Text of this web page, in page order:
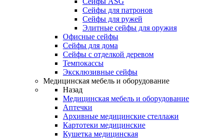
Сейфы для патронов
Сейфы для ружей
Элитные сейфы для оружия
Офисные сейфы
Сейфы для дома
Сейфы с отделкой деревом
Темпокассы
Эксклюзивные сейфы
Медицинская мебель и оборудование
Назад
Медицинская мебель и оборудование
Аптечки
Архивные медицинские стеллажи
Картотеки медицинские
Кушетка медицинская